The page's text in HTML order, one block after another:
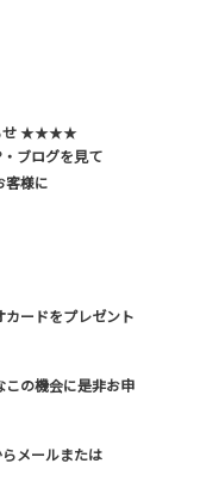
★★★★
ブログを見て
客様に
ードをプレゼント
の機会に是非お申
メールまたは